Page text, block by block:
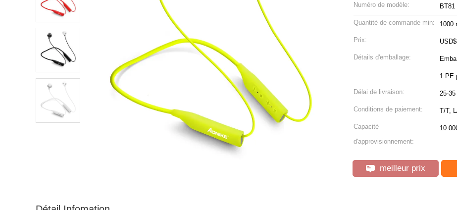
Numéro de modèle: BT81
Quantité de commande min: 1000
Prix:
Détails d'emballage:
1.PE
Délai de livraison: 25-
Conditions de paiement: T/T,
Capacité
d'approvisionnement:
10
meilleur prix